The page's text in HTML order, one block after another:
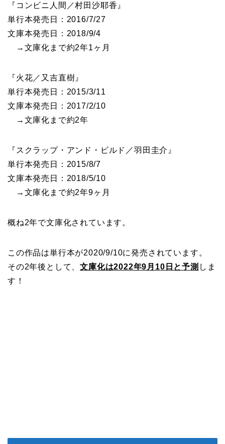
『コンビニ人間／村田沙耶香』
単行本発売日：2016/7/27
文庫本発売日：2018/9/4
→文庫化まで約2年1ヶ月
『火花／又吉直樹』
単行本発売日：2015/3/11
文庫本発売日：2017/2/10
→文庫化まで約2年
『スクラップ・アンド・ビルド／羽田圭介』
単行本発売日：2015/8/7
文庫本発売日：2018/5/10
→文庫化まで約2年9ヶ月
概ね2年で文庫化されています。
この作品は単行本が2020/9/10に発売されています。
その2年後として、文庫化は2022年9月10日と予測 しま
す！